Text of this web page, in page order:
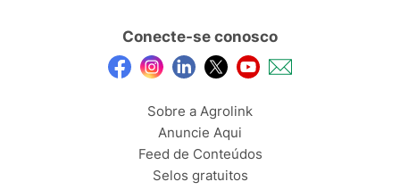
Conecte-se conosco
Sobre a Agrolink
Anuncie Aqui
Feed de Conteúdos
Selos gratuitos